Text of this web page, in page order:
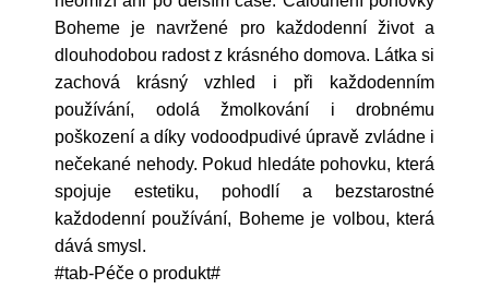
Boheme je navržené pro každodenní život a
dlouhodobou radost z krásného domova. Látka si
zachová krásný vzhled i při každodenním
používání, odolá žmolkování i drobnému
poškození a díky vodoodpudivé úpravě zvládne i
nečekané nehody. Pokud hledáte pohovku, která
spojuje estetiku, pohodlí a bezstarostné
každodenní používání, Boheme je volbou, která
dává smysl.
#tab-Péče o produkt#